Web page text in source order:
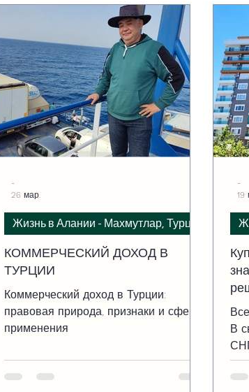
Разное: обо всем помаленьку
Есть мнение 3Д печать в Махмутлар
КОММЕРЧЕСКИЙ ДОХОД В
ТУРЦИИ
Коммерческий доход в Турции:
правовая природа, признаки и сфера
применения
Жизнь в Алании - Махмутлар, Турция
-
26 мар.
В
-
19